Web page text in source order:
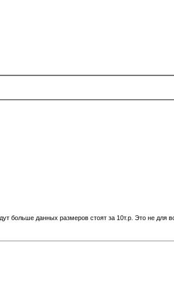
больше данных размеров стоят за 10т.р. Это не